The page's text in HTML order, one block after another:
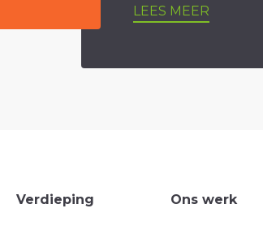
LEES MEER
Verdieping Ons werk